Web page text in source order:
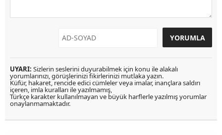
UYARI: Sizlerin seslerini duyurabilmek için konu ile alakalı
yorumlarınızı, görüşlerinizi fikirlerinizi mutlaka yazın.
Küfür, hakaret, rencide edici cümleler veya imalar, inançlara saldırı
içeren, imla kuralları ile yazılmamış,
Türkçe karakter kullanılmayan ve büyük harflerle yazılmış yorumlar
onaylanmamaktadır.